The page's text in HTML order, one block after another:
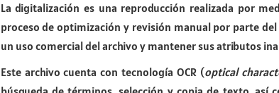
La digitalización es una reproducción realizada por
proceso de optimización y revisión manual por parte
un uso comercial del archivo y mantener sus atributos
Este archivo cuenta con tecnología OCR (optical